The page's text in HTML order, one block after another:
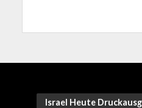
Israel Heute